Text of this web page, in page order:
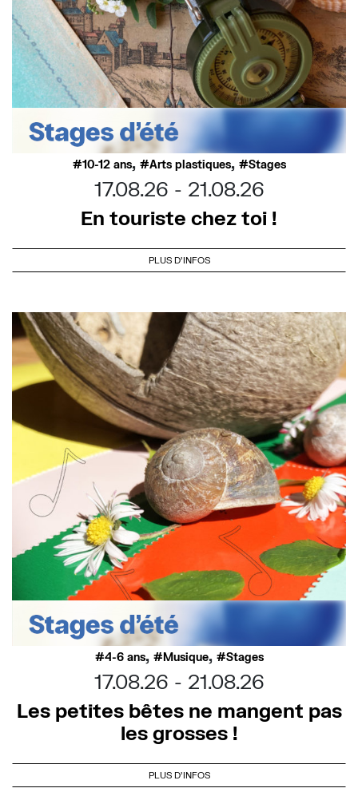
10-12 ans, Arts plastiques, Stages
17.08.26
21.08.26
En touriste chez toi !
PLUS D'INFOS
4-6 ans, Musique, Stages
17.08.26
21.08.26
Les petites bêtes ne mangent pas
les grosses !
PLUS D'INFOS